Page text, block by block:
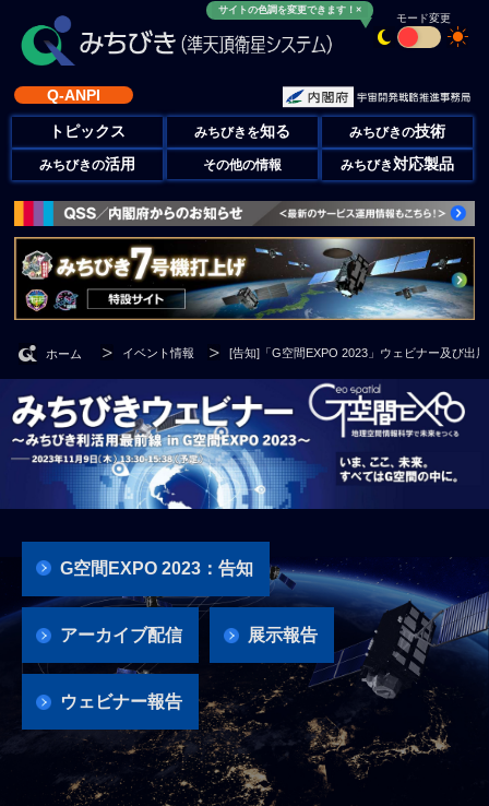
サイトの色調を変更できます！×
モード変更
Q-ANPI
トピックス みちびきを知る みちびきの技術
みちびきの活用 その他の情報 みちびき対応製品
ホーム イベント情報 [告知]「G空間EXPO 2023」ウェビナー及び出
G空間EXPO 2023：告知
アーカイブ配信 展示報告
ウェビナー報告